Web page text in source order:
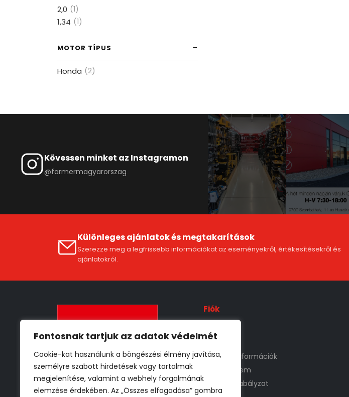
Fontosnak tartjuk az adatok védelmét
Cookie-kat használunk a böngészési élmény javítása,
személyre szabott hirdetések vagy tartalmak
megjelenítése, valamint a webhely forgalmának
elemzése érdekében. Az „Összes elfogadása” gombra
2,0 (1)
1,34 (1)
MOTOR TÍPUS
Honda (2)
Kövessen minket az Instagramon
@farmermagyarorszag
Különleges ajánlatok és megtakarítások
Szerezze meg a legfrissebb információkat az eseményekről, értékesítésekről és
ajánlatokról.
Fiók
Fiókom
Szállítási információk
Adatvédelem
Visszáruszabályzat